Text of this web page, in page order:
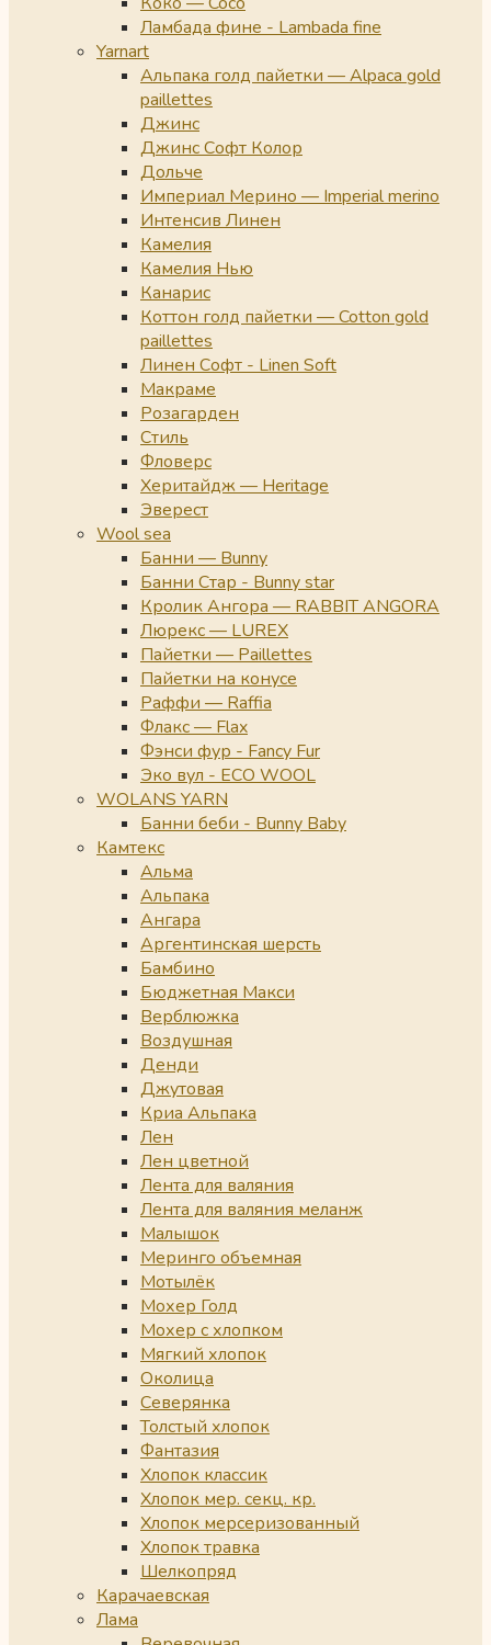
Ламбада фине - Lambada fine
Yarnart
Альпака голд пайетки — Alpaca gold
paillettes
Джинс
Джинс Софт Колор
Дольче
Империал Мерино — Imperial merino
Интенсив Линен
Камелия
Камелия Нью
Канарис
Коттон голд пайетки — Cotton gold
paillettes
Линен Софт - Linen Soft
Макраме
Розагарден
Стиль
Фловерс
Херитайдж — Heritage
Эверест
Wool sea
Банни — Bunny
Банни Стар - Bunny star
Кролик Ангора — RABBIT ANGORA
Люрекс — LUREX
Пайетки — Paillettes
Пайетки на конусе
Раффи — Raffia
Флакс — Flax
Фэнси фур - Fancy Fur
Эко вул - ECO WOOL
WOLANS YARN
Банни беби - Bunny Baby
Камтекс
Альма
Альпака
Ангара
Аргентинская шерсть
Бамбино
Бюджетная Макси
Верблюжка
Воздушная
Денди
Джутовая
Криа Альпака
Лен
Лен цветной
Лента для валяния
Лента для валяния меланж
Малышок
Меринго объемная
Мотылёк
Мохер Голд
Мохер с хлопком
Мягкий хлопок
Околица
Северянка
Толстый хлопок
Фантазия
Хлопок классик
Хлопок мер. секц. кр.
Хлопок мерсеризованный
Хлопок травка
Шелкопряд
Карачаевская
Лама